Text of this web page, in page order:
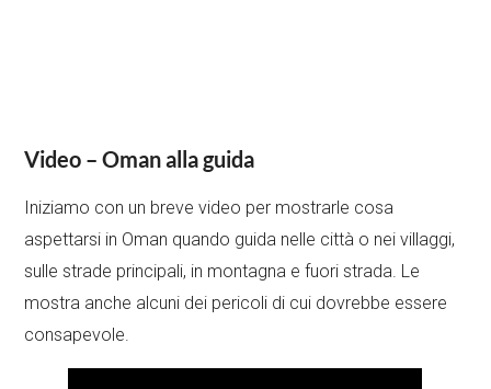
Video – Oman alla guida
Iniziamo con un breve video per mostrarle cosa
aspettarsi in Oman quando guida nelle città o nei villaggi,
sulle strade principali, in montagna e fuori strada. Le
mostra anche alcuni dei pericoli di cui dovrebbe essere
consapevole.